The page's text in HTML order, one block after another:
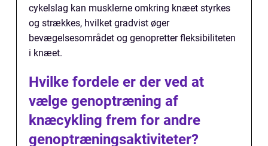
cykelslag kan musklerne omkring knæet styrkes
og strækkes, hvilket gradvist øger
bevægelsesområdet og genopretter fleksibiliteten
i knæet.
Hvilke fordele er der ved at
vælge genoptræning af
knæcykling frem for andre
genoptræningsaktiviteter?